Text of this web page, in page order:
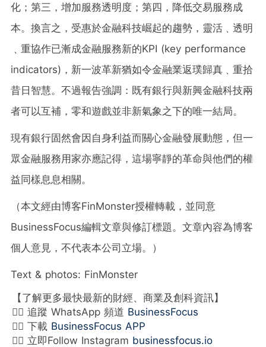
化；第三，增加服務透明度；第四，降低交易服務成
本。換言之，受惠於金融科技崛起的趨勢，靈活﹑透明
﹑重協作已漸成金融服務新的KPI (key performance
indicators)，新一波革新猶如令金融業返璞歸真﹑重拾
昔日智慧。不過報告強調：既有銀行與新興金融科技兩
者可以互補，零和遊戲並非新氣象之下的唯一結局。
現有銀行固然會因自身利益而關心金融發展動態，但一
眾金融服務用家亦應記得，這場寧靜的革命與他們的權
益同樣息息相關。
（本文經由博客FinMonster授權轉載，並同意
BusinessFocus編輯文章與修訂標題。文章內容為博客
個人意見，不代表本公司立場。）
Text & photos: FinMonster
【了解更多最快最新的財經、商業及創科資訊】
👉🏻 追蹤 WhatsApp 頻道 BusinessFocus
👉🏻 下載 BusinessFocus APP
👉🏻 立即Follow Instagram businessfocus.io